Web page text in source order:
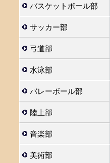
バスケットボール部
サッカー部
弓道部
水泳部
バレーボール部
陸上部
音楽部
美術部